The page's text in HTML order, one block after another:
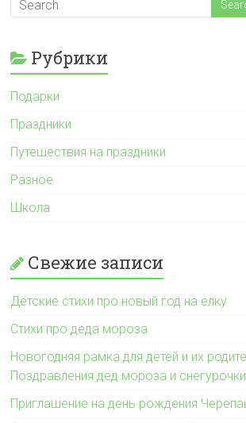
Рубрики
Подарки
Праздники
Путешествия на праздники
Разное
Школа
Свежие записи
Детские стихи про новый год на елку
Стихи про деда мороза
Новогодняя рамка для детей и их
Поздравления дед мороза и снегурочки
Приглашение на день рождения